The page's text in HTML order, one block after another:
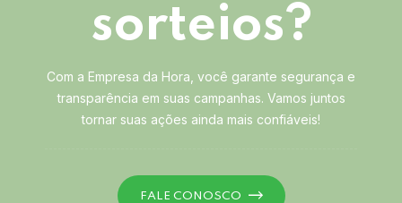
sorteios?
Com a Empresa da Hora, você garante segurança e
transparência em suas campanhas. Vamos juntos
tornar suas ações ainda mais confiáveis!
FALE CONOSCO